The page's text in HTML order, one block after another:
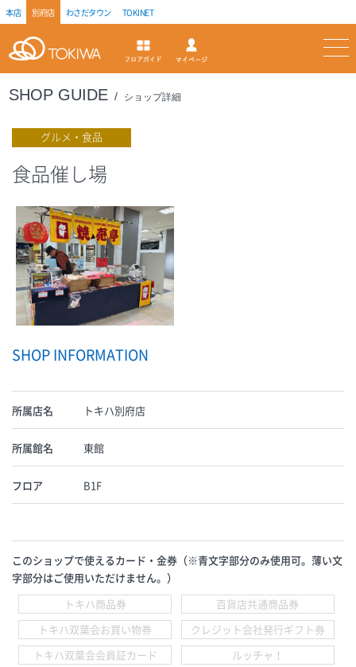
本店 別府店 わさだタウン TOKINET
トキハ フロアガイド
SHOP GUIDE ショップ詳細
食品催し場
グルメ・食品
SHOP INFORMATION
所属店名 トキハ別府店
所属館名 東館
フロア B1F
このショップで使えるカード・金券（※青文字部分のみ使用可。薄い文
字部分はご使用いただけません。）
トキハ商品券
百貨店共通商品券
トキハ双葉会お買い物券
クレジット会社発行ギフト券
トキハ双葉会会員証カード
ルッチャ！